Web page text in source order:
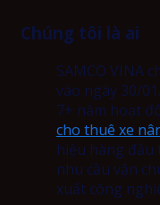
Chúng tôi là ai
SAMCO VINA
vào ngày 30/
7+ năm hoạt
cho thuê xe
hiệu hàng đầu
nhu cầu vận
xuất công